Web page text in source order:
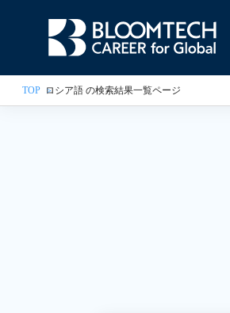
TOP ロシア語 の検索結果一覧ページ